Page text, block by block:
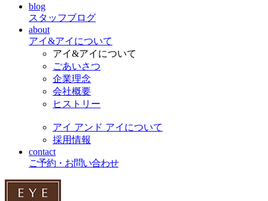
blog
スタッフブログ
about
アイ&アイについて
アイ&アイについて
ごあいさつ
企業理念
会社概要
ヒストリー
アイ アンド アイについて
採用情報
contact
ご予約・お問い合わせ